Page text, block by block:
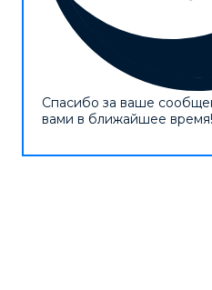
Спасибо за ваше
вами в ближайшее время!